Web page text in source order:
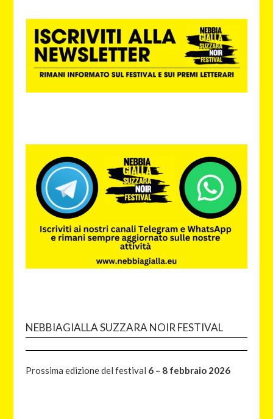
NEBBIAGIALLA SUZZARA NOIR FESTIVAL
Prossima edizione del festival 6 – 8 febbraio 2026